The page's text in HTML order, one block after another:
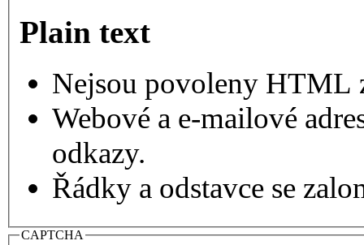
Plain text
Nejsou povoleny HTML
Webové a e-mailové
odkazy.
Řádky a odstavce se
CAPTCHA